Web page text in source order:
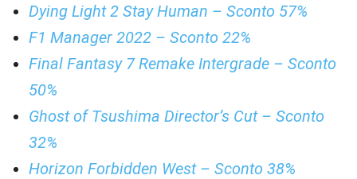
Dying Light 2 Stay Human – Sconto 57%
F1 Manager 2022 – Sconto 22%
Final Fantasy 7 Remake Intergrade – Sconto
50%
Ghost of Tsushima Director’s Cut – Sconto
32%
Horizon Forbidden West – Sconto 38%